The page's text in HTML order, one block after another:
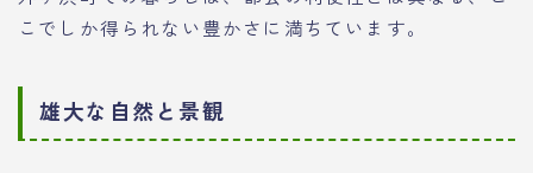
こでしか得られない豊かさに満ちています。
雄大な自然と景観